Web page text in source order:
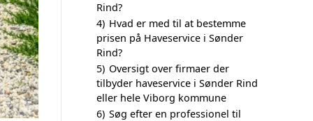
Rind?
4) Hvad er med til at bestemme
prisen på Haveservice i Sønder
Rind?
5) Oversigt over firmaer der
tilbyder haveservice i Sønder Rind
eller hele Viborg kommune
6) Søg efter en professionel til